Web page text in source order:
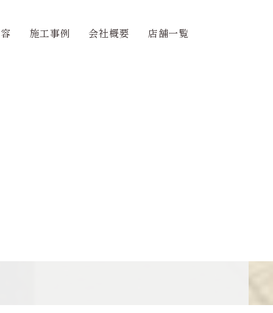
施工事例 会社概要 店舗一覧